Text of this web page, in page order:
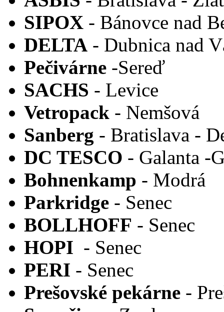
SIPOX - Bánovce nad
DELTA - Dubnica nad
Pečivárne -Sereď
SACHS - Levice
Vetropack - Nemšová
Sanberg - Bratislava -
DC TESCO - Galanta -
Bohnenkamp - Modrá
Parkridge - Senec
BOLLHOFF - Senec
HOPI - Senec
PERI - Senec
Prešovské pekárne -